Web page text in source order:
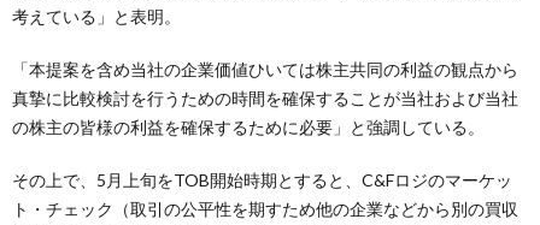
考えている」と表明。
「本提案を含め当社の企業価値ひいては株主共同の利益の観点から
真摯に比較検討を行うための時間を確保することが当社および当社
の株主の皆様の利益を確保するために必要」と強調している。
その上で、5月上旬をTOB開始時期とすると、C&Fロジのマーケッ
ト・チェック（取引の公平性を期すため他の企業などから別の買収